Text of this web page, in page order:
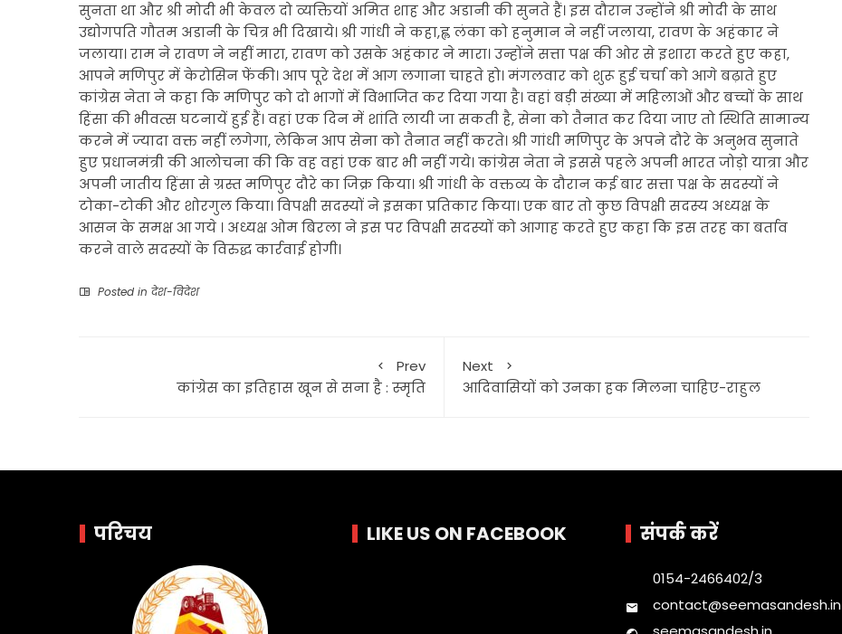
सुनता था और श्री मोदी भी केवल दो व्यक्तियों अमित शाह और अडानी की सुनते हैं। इस दौरान उन्होंने श्री मोदी के साथ
उद्योगपति गौतम अडानी के चित्र भी दिखाये। श्री गांधी ने कहा,ह्ल लंका को हनुमान ने नहीं जलाया, रावण के अहंकार ने
जलाया। राम ने रावण ने नहीं मारा, रावण को उसके अहंकार ने मारा। उन्होंने सत्ता पक्ष की ओर से इशारा करते हुए कहा,
आपने मणिपुर में केरोसिन फेंकी। आप पूरे देश में आग लगाना चाहते हो। मंगलवार को शुरू हुई चर्चा को आगे बढ़ाते हुए
कांग्रेस नेता ने कहा कि मणिपुर को दो भागों में विभाजित कर दिया गया है। वहां बड़ी संख्या में महिलाओं और बच्चों के साथ
हिंसा की भीवत्स घटनायें हुई हैं। वहां एक दिन में शांति लायी जा सकती है, सेना को तैनात कर दिया जाए तो स्थिति सामान्य
करने में ज्यादा वक्त नहीं लगेगा, लेकिन आप सेना को तैनात नहीं करते। श्री गांधी मणिपुर के अपने दौरे के अनुभव सुनाते
हुए प्रधानमंत्री की आलोचना की कि वह वहां एक बार भी नहीं गये। कांग्रेस नेता ने इससे पहले अपनी भारत जोड़ो यात्रा और
अपनी जातीय हिंसा से ग्रस्त मणिपुर दौरे का जिक्र किया। श्री गांधी के वक्तव्य के दौरान कई बार सत्ता पक्ष के सदस्यों ने
टोका-टोकी और शोरगुल किया। विपक्षी सदस्यों ने इसका प्रतिकार किया। एक बार तो कुछ विपक्षी सदस्य अध्यक्ष के
आसन के समक्ष आ गये । अध्यक्ष ओम बिरला ने इस पर विपक्षी सदस्यों को आगाह करते हुए कहा कि इस तरह का बर्ताव
करने वाले सदस्यों के विरुद्ध कार्रवाई होगी।
Posted in देश-विदेश
Prev
कांग्रेस का इतिहास खून से सना है : स्मृति
Next
आदिवासियों को उनका हक मिलना चाहिए-राहुल
परिचय LIKE US ON FACEBOOK संपर्क करें
0154-2466402/3
contact@seemasandesh.in